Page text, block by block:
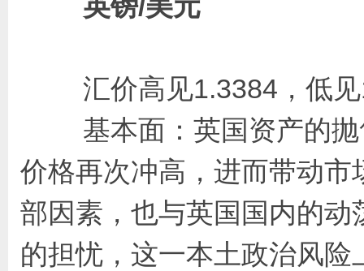
汇价高见1.3384，低见
基本面：英国资产的抛
价格再次冲高，进而带动
部因素，也与英国国内的
的担忧，这一本土政治风